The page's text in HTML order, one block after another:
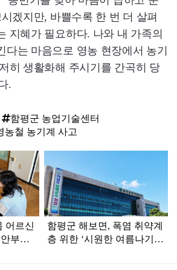
겠지만, 바쁠수록 한 번 더 살펴
지혜가 필요하다. 나와 내 가족의
다는 마음으로 영농 현장에서 농기
히 생활화해 주시기를 간곡히 당
.
함평군 농업기술센터
농철 농기계 사고
어르신
부관
함평군 해보면, 폭염 취약계
층 위한 ‘시원한 여름나기’